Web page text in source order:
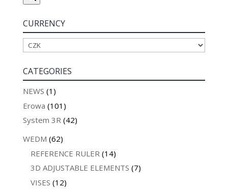
CURRENCY
CATEGORIES
NEWS (1)
Erowa (101)
System 3R (42)
WEDM (62)
REFERENCE RULER (14)
3D ADJUSTABLE ELEMENTS (7)
VISES (12)